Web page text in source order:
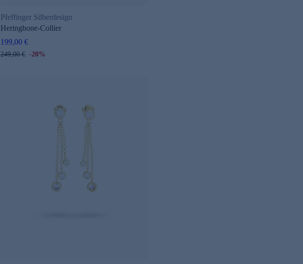
Pfeffinger Silberdesign
Heringbone-Collier
199,00 €
249,00 € -20%